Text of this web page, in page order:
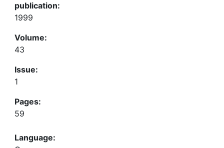
publication:
1999
Volume:
43
Issue:
1
Pages:
59
Language: